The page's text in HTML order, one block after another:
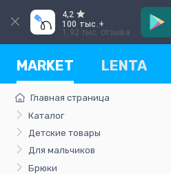
4,2
100 тыс.+
1,92 тыс. отзыва
MARKET LENTA
Главная страница
Каталог
Детские товары
Для мальчиков
Брюки